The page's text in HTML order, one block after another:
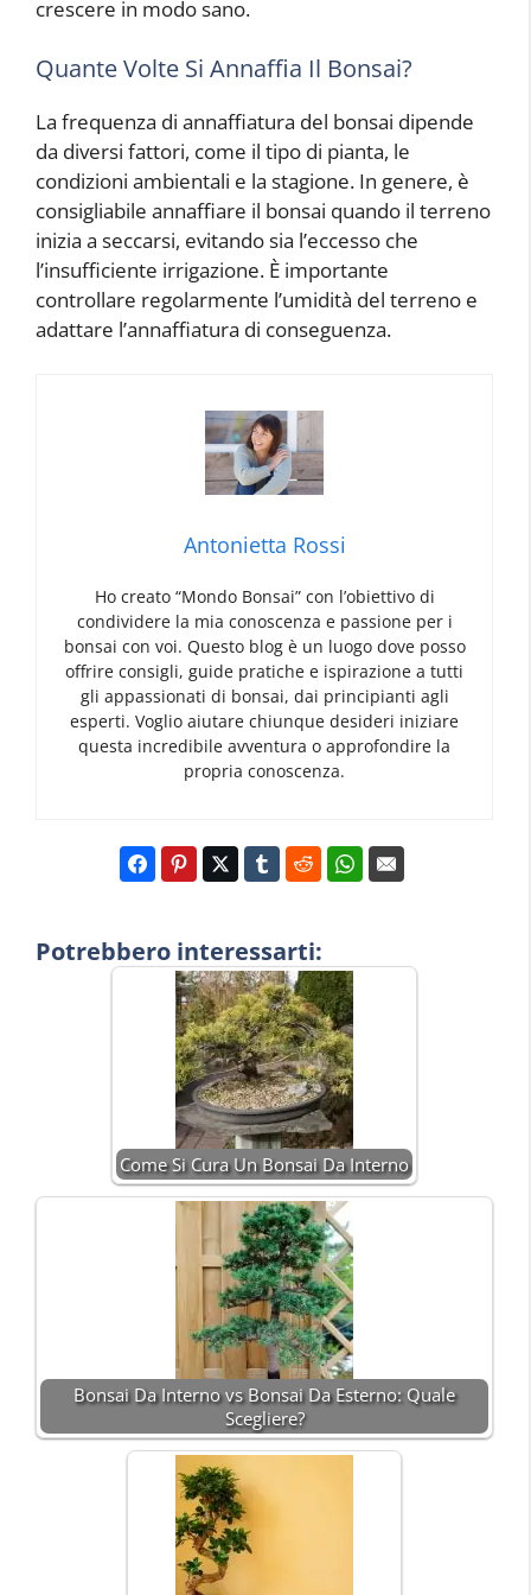
crescere in modo sano.
Quante Volte Si Annaffia Il Bonsai?
La frequenza di annaffiatura del bonsai dipende
da diversi fattori, come il tipo di pianta, le
condizioni ambientali e la stagione. In genere, è
consigliabile annaffiare il bonsai quando il terreno
inizia a seccarsi, evitando sia l’eccesso che
l’insufficiente irrigazione. È importante
controllare regolarmente l’umidità del terreno e
adattare l’annaffiatura di conseguenza.
Antonietta Rossi
Ho creato “Mondo Bonsai” con l’obiettivo di
condividere la mia conoscenza e passione per i
bonsai con voi. Questo blog è un luogo dove posso
offrire consigli, guide pratiche e ispirazione a tutti
gli appassionati di bonsai, dai principianti agli
esperti. Voglio aiutare chiunque desideri iniziare
questa incredibile avventura o approfondire la
propria conoscenza.
Potrebbero interessarti:
Come Si Cura Un Bonsai Da Interno
Bonsai Da Interno vs Bonsai Da Esterno: Quale
Scegliere?